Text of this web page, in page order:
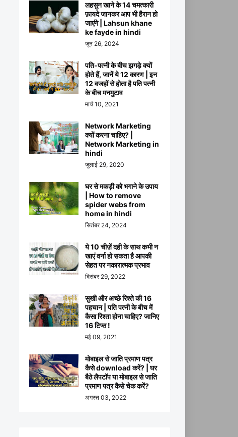
लहसुन खाने के 14 चमत्कारी
फ़ायदे जानकर आप भी हैरान हो
जाएंगे | Lahsun khane
ke fayde in hindi
जून 26, 2024
पति-पत्नी के बीच झगड़े क्यों
होते हैं, जानें ये 12 कारण | इन
12 वजहों से होता है पति पत्नी
के बीच मनमुटाव
मार्च 10, 2021
Network Marketing
क्यों करना चाहिए? |
Network Marketing in
hindi
जुलाई 29, 2020
घर से मकड़ी को भगाने के उपाय
| How to remove
spider webs from
home in hindi
सितंबर 24, 2024
ये 10 चीज़ें दही के साथ कभी न
खाएं वर्ना हो सकता है आपकी
सेहत पर नकारात्मक प्रभाव
दिसंबर 29, 2022
सुखी और अच्छे रिश्ते की 16
पहचान | पति पत्नी के बीच में
कैसा रिश्ता होना चाहिए? जानिए
16 टिप्स !
मई 09, 2021
मोबाइल से जाति प्रमाण पत्र
कैसे download करें? | घर
बैठे लैपटॉप या मोबाइल से जाति
प्रमाण पत्र कैसे चेक करें?
अगस्त 03, 2022